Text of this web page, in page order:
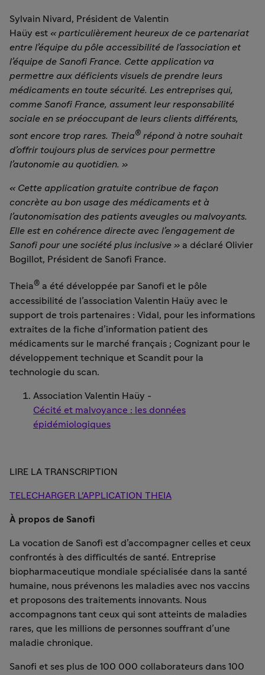
Sylvain Nivard, Président de Valentin
Haüy est « particulièrement heureux de ce partenariat
entre l’équipe du pôle accessibilité de l’association et
l’équipe de Sanofi France. Cette application va
permettre aux déficients visuels de prendre leurs
médicaments en toute sécurité. Les entreprises qui,
comme Sanofi France, assument leur responsabilité
sociale en se préoccupant de leurs clients différents,
sont encore trop rares. Theia® répond à notre souhait
d’offrir toujours plus de services pour permettre
l’autonomie au quotidien. »
« Cette application gratuite contribue de façon
concrète au bon usage des médicaments et à
l’autonomisation des patients aveugles ou malvoyants.
Elle est en cohérence directe avec l’engagement de
Sanofi pour une société plus inclusive » a déclaré Olivier
Bogillot, Président de Sanofi France.
Theia® a été développée par Sanofi et le pôle
accessibilité de l’association Valentin Haüy avec le
support de trois partenaires : Vidal, pour les informations
extraites de la fiche d’information patient des
médicaments sur le marché français ; Cognizant pour le
développement technique et Scandit pour la
technologie du scan.
Association Valentin Haüy -
Cécité et malvoyance : les données
épidémiologiques
LIRE LA TRANSCRIPTION
TELECHARGER L'APPLICATION THEIA
À propos de Sanofi
La vocation de Sanofi est d’accompagner celles et ceux
confrontés à des difficultés de santé. Entreprise
biopharmaceutique mondiale spécialisée dans la santé
humaine, nous prévenons les maladies avec nos vaccins
et proposons des traitements innovants. Nous
accompagnons tant ceux qui sont atteints de maladies
rares, que les millions de personnes souffrant d’une
maladie chronique.
Sanofi et ses plus de 100 000 collaborateurs dans 100